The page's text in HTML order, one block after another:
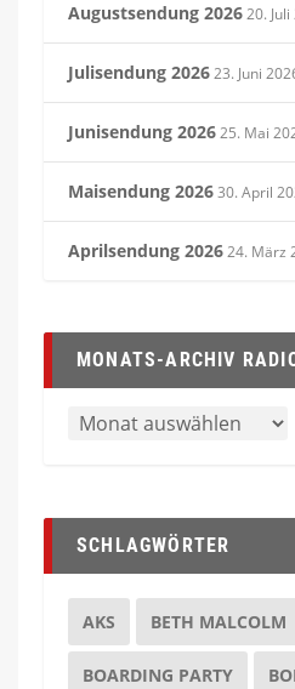
Augustsendung 202620.
Julisendung 202623. Juni
Junisendung 202625. Mai
Maisendung 202630. April
Aprilsendung 202624. März
MONATS-ARCHIV
SCHLAGWÖRTER
AKS BETH MALCOLM
BOARDING PARTY